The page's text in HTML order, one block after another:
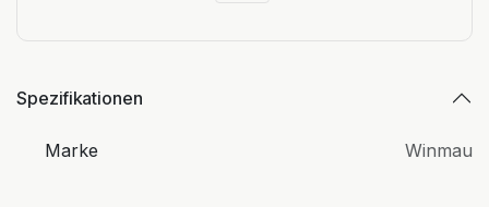
Spezifikationen
Marke Winmau